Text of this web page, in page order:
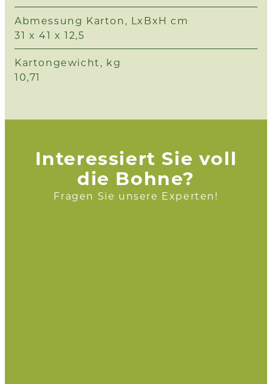
Abmessung Karton, LxBxH cm
31 x 41 x 12,5
Kartongewicht, kg
10,71
Interessiert Sie voll
die Bohne?
Fragen Sie unsere Experten!